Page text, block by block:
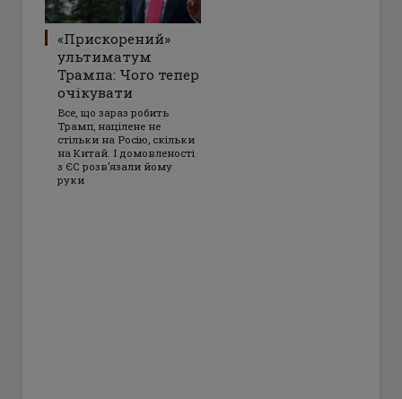
«Прискорений»
ультиматум
Трампа: Чого тепер
очікувати
Все, що зараз робить
Трамп, націлене не
стільки на Росію, скільки
на Китай. І домовленості
з ЄС розвʼязали йому
руки